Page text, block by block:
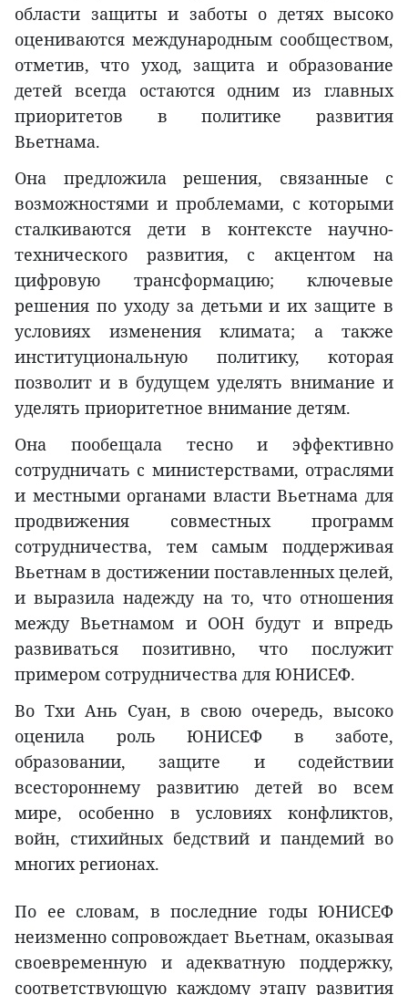
области защиты и заботы о детях высоко
оцениваются международным сообществом,
отметив, что уход, защита и образование
детей всегда остаются одним из главных
приоритетов в политике развития
Вьетнама.
Она предложила решения, связанные с
возможностями и проблемами, с которыми
сталкиваются дети в контексте научно-
технического развития, с акцентом на
цифровую трансформацию; ключевые
решения по уходу за детьми и их защите в
условиях изменения климата; а также
институциональную политику, которая
позволит и в будущем уделять внимание и
уделять приоритетное внимание детям.
Она пообещала тесно и эффективно
сотрудничать с министерствами, отраслями
и местными органами власти Вьетнама для
продвижения совместных программ
сотрудничества, тем самым поддерживая
Вьетнам в достижении поставленных целей,
и выразила надежду на то, что отношения
между Вьетнамом и ООН будут и впредь
развиваться позитивно, что послужит
примером сотрудничества для ЮНИСЕФ.
Во Тхи Ань Суан, в свою очередь, высоко
оценила роль ЮНИСЕФ в заботе,
образовании, защите и содействии
всестороннему развитию детей во всем
мире, особенно в условиях конфликтов,
войн, стихийных бедствий и пандемий во
многих регионах.
По ее словам, в последние годы ЮНИСЕФ
неизменно сопровождает Вьетнам, оказывая
своевременную и адекватную поддержку,
соответствующую каждому этапу развития